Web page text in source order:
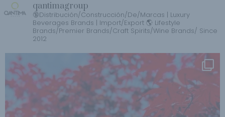
qantimagroup
🔞Distribución/Construcción/De/Marcas | Luxury
Beverages Brands | Import/Export 🌎 Lifestyle
Brands/Premier Brands/Craft Spirits/Wine Brands/ Since
2012